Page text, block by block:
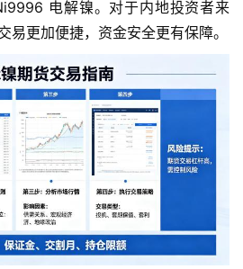
电解镍。对于内地投资者来
易更加便捷，资金安全更有保障。